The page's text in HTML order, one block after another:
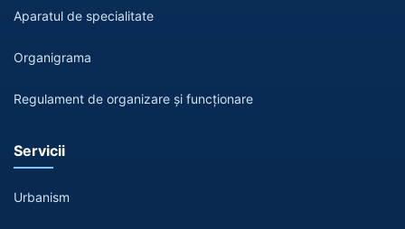
Aparatul de specialitate
Organigrama
Regulament de organizare și funcționare
Servicii
Urbanism